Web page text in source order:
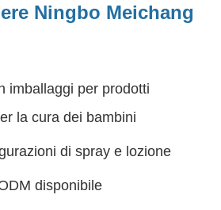
Ningbo Meichang
imballaggi per prodotti
la cura dei bambini
di spray e lozione
disponibile